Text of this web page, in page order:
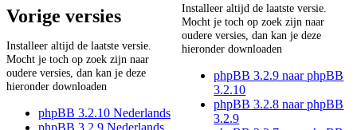
Vorige versies
Installeer altijd de laatste versie.
Mocht je toch op zoek zijn naar
oudere versies, dan kan je deze
hieronder downloaden
phpBB 3.2.10 Nederlands
phpBB 3.2.9 Nederlands
Installeer altijd de laatste versie.
Mocht je toch op zoek zijn naar
oudere versies, dan kan je deze
hieronder downloaden
phpBB 3.2.9 naar phpBB
3.2.10
phpBB 3.2.8 naar phpBB
3.2.9